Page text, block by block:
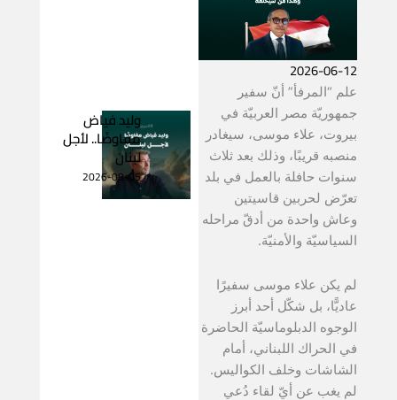
2026-06-12
علم “المرفأ” أنّ سفير
جمهوريّة مصر العربيّة في
بيروت، علاء موسى، سيغادر
منصبه قريبًا، وذلك بعد ثلاث
سنوات حافلة بالعمل في بلد
تعرّض لحربين قاسيتين
وعاش واحدة من أدقّ مراحله
السياسيّة والأمنيّة.
لم يكن علاء موسى سفيرًا
عاديًّا، بل شكّل أحد أبرز
الوجوه الدبلوماسيّة الحاضرة
في الحراك اللبناني، أمام
الشاشات وخلف الكواليس.
لم يغب عن أيّ لقاء دُعي
وليد فياض
مفاوضًا.. لأجل
لبنان
2026-08-05